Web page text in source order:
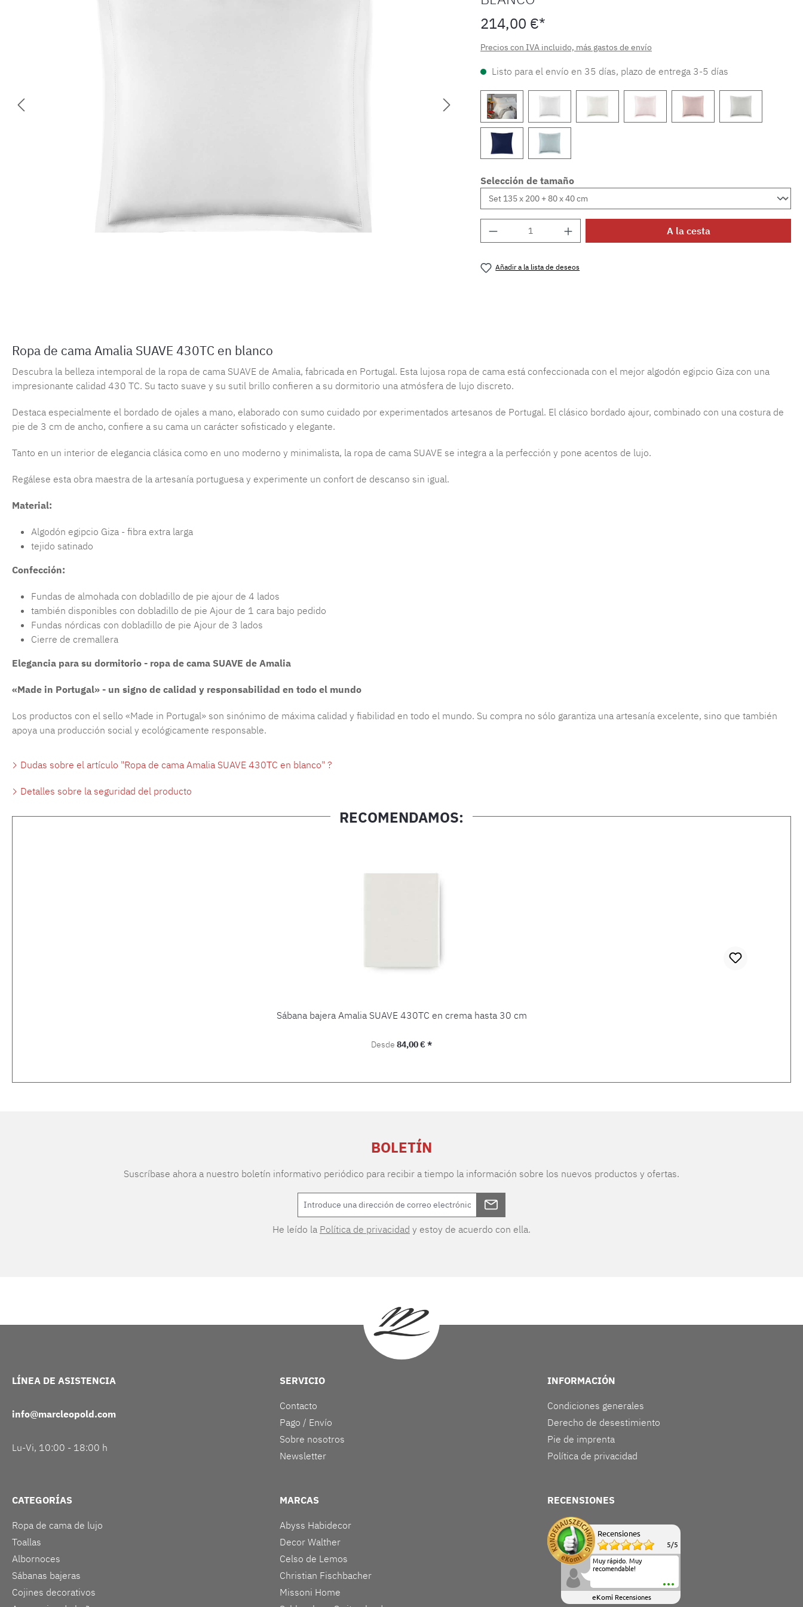
214,00 €*
Precios con IVA incluido, más gastos de envío
Listo para el envío en 35 días, plazo de entrega 3-5 días
Selección de tamaño
Cantidad del producto: introduce la cantidad
A la cesta
Añadir a la lista de deseos
Ropa de cama Amalia SUAVE 430TC en blanco
Descubra la belleza intemporal de la ropa de cama SUAVE de Amalia, fabricada en Portugal. Esta lujosa ropa de cama está confeccionada con el mejor algodón egipcio Giza con una
impresionante calidad 430 TC. Su tacto suave y su sutil brillo confieren a su dormitorio una atmósfera de lujo discreto.
Destaca especialmente el bordado de ojales a mano, elaborado con sumo cuidado por experimentados artesanos de Portugal. El clásico bordado ajour, combinado con una costura de
pie de 3 cm de ancho, confiere a su cama un carácter sofisticado y elegante.
Tanto en un interior de elegancia clásica como en uno moderno y minimalista, la ropa de cama SUAVE se integra a la perfección y pone acentos de lujo.
Regálese esta obra maestra de la artesanía portuguesa y experimente un confort de descanso sin igual.
Material:
Algodón egipcio Giza - fibra extra larga
tejido satinado
Confección:
Fundas de almohada con dobladillo de pie ajour de 4 lados
también disponibles con dobladillo de pie Ajour de 1 cara bajo pedido
Fundas nórdicas con dobladillo de pie Ajour de 3 lados
Cierre de cremallera
Elegancia para su dormitorio - ropa de cama SUAVE de Amalia
«Made in Portugal» - un signo de calidad y responsabilidad en todo el mundo
Los productos con el sello «Made in Portugal» son sinónimo de máxima calidad y fiabilidad en todo el mundo. Su compra no sólo garantiza una artesanía excelente, sino que también
apoya una producción social y ecológicamente responsable.
Dudas sobre el artículo "Ropa de cama Amalia SUAVE 430TC en blanco" ?
Detalles sobre la seguridad del producto
RECOMENDAMOS:
Sábana bajera Amalia SUAVE 430TC en crema hasta 30 cm
Precio normal:
Desde 84,00 € *
BOLETÍN
Suscríbase ahora a nuestro boletín informativo periódico para recibir a tiempo la información sobre los nuevos productos y ofertas.
He leído la Política de privacidad y estoy de acuerdo con ella.
LÍNEA DE ASISTENCIA
info@marcleopold.com
Lu-Vi, 10:00 - 18:00 h
SERVICIO
Contacto
Pago / Envío
Sobre nosotros
Newsletter
INFORMACIÓN
Condiciones generales
Derecho de desestimiento
Pie de imprenta
Política de privacidad
CATEGORÍAS
Ropa de cama de lujo
Toallas
Albornoces
Sábanas bajeras
Cojines decorativos
MARCAS
Abyss Habidecor
Decor Walther
Celso de Lemos
Christian Fischbacher
Missoni Home
RECENSIONES
Recensiones
5/5
Muy rápido. Muy
recomendable!
eKomi Recensiones